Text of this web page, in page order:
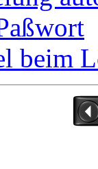
beim